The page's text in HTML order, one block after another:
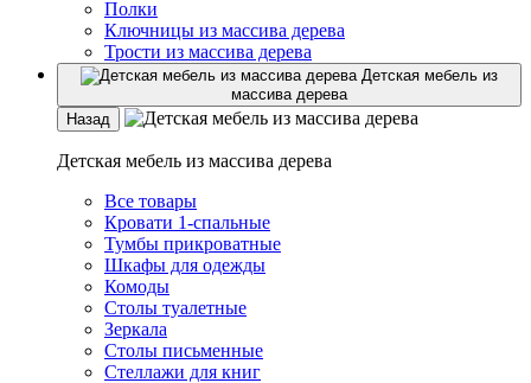
Полки
Ключницы из массива дерева
Трости из массива дерева
Детская мебель из
массива дерева
Назад
Детская мебель из массива дерева
Все товары
Кровати 1-спальные
Тумбы прикроватные
Шкафы для одежды
Комоды
Столы туалетные
Зеркала
Столы письменные
Стеллажи для книг